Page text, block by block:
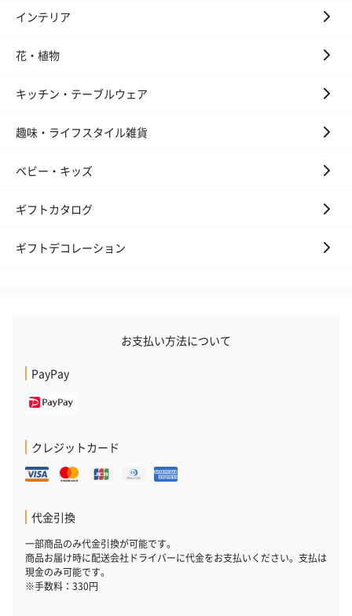
インテリア
花・植物
キッチン・テーブルウェア
趣味・ライフスタイル雑貨
ベビー・キッズ
ギフトカタログ
ギフトデコレーション
お支払い方法について
PayPay
クレジットカード
代金引換
一部商品のみ代金引換が可能です。
商品お届け時に配送会社ドライバーに代金をお支払いください。支払は
現金のみ可能です。
※手数料：330円